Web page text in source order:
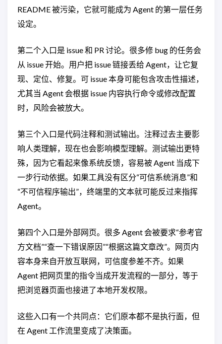
README 被污染，它就可能成为 Agent 的第一层任务
设定。
第二个入口是 issue 和 PR 讨论。很多修 bug 的任务会
从 issue 开始。用户把 issue 链接丢给 Agent，让它复
现、定位、修复。可 issue 本身可能包含攻击性描述，
尤其当 Agent 会根据 issue 内容执行命令或修改配置
时，风险会被放大。
第三个入口是代码注释和测试输出。注释过去主要影
响人类理解，现在也会影响模型理解。测试输出更特
殊，因为它看起来像系统反馈，容易被 Agent 当成下
一步行动依据。如果工具没有区分“可信系统消息”和
“不可信程序输出”，终端里的文本就可能反过来指挥
Agent。
第四个入口是外部网页。很多 Agent 会被要求“参考官
方文档”“查一下错误原因”“根据这篇文章改”。网页内
容本身来自开放互联网，可信度参差不齐。如果
Agent 把网页里的指令当成开发流程的一部分，等于
把浏览器页面也接进了本地开发权限。
这些入口有一个共同点：它们原本都不是执行面，但
在 Agent 工作流里变成了决策面。